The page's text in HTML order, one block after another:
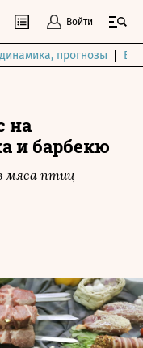
Войти
прогнозы
на
и барбекю
мяса птиц